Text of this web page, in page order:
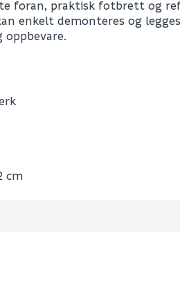
foran, praktisk fotbrett og
enkelt demonteres og
cm
(dm3 per